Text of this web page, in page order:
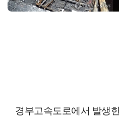
경부고속도로에서 발생